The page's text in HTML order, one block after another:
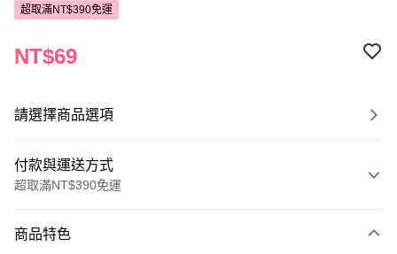
超取滿NT$390免運
NT$69
請選擇商品選項
付款與運送方式
超取滿NT$390免運
POYA支付
商品特色